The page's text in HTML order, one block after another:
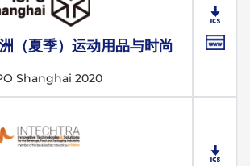
（夏季）运动用品与时尚
Shanghai 2020